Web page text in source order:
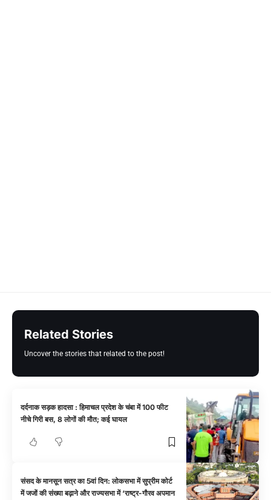
Related Stories
Uncover the stories that related to the post!
दर्दनाक सड़क हादसा : हिमाचल प्रदेश के चंबा में 100 फीट
नीचे गिरी बस, 8 लोगों की मौत; कई घायल
संसद के मानसून सत्र का 5वां दिन: लोकसभा में सुप्रीम कोर्ट
में जजों की संख्या बढ़ाने और राज्यसभा में ‘राष्ट्र-गौरव अपमान